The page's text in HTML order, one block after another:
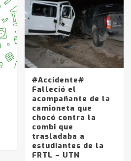
#Accidente#
Falleció el
acompañante de la
camioneta que
chocó contra la
combi que
trasladaba a
estudiantes de la
FRTL – UTN